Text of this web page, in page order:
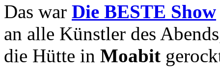
Das war Die BESTE Show
an alle Künstler des
die Hütte in Moabit